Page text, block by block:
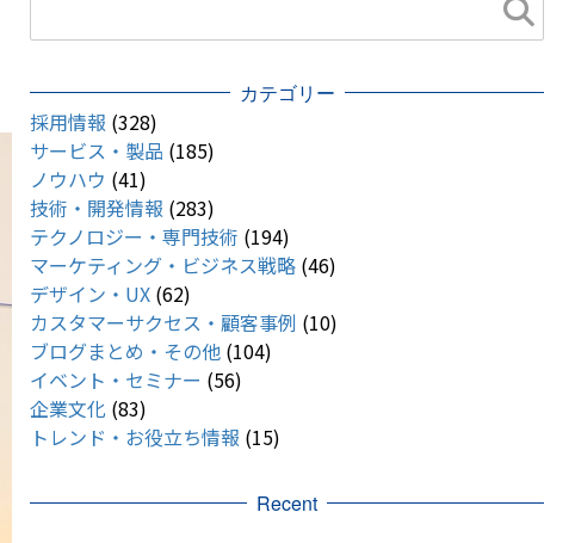
カテゴリー
採用情報 (328)
サービス・製品 (185)
ノウハウ (41)
技術・開発情報 (283)
テクノロジー・専門技術 (194)
マーケティング・ビジネス戦略 (46)
デザイン・UX (62)
カスタマーサクセス・顧客事例 (10)
ブログまとめ・その他 (104)
イベント・セミナー (56)
企業文化 (83)
トレンド・お役立ち情報 (15)
Recent